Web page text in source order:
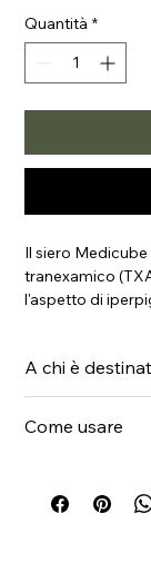
Quantità *
Il siero
tranexamico
l'aspetto di
pigmentazione
chiara e
rappresenta un
A chi è
o non uniforme.
Come usare